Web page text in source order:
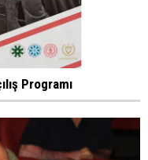
Programı